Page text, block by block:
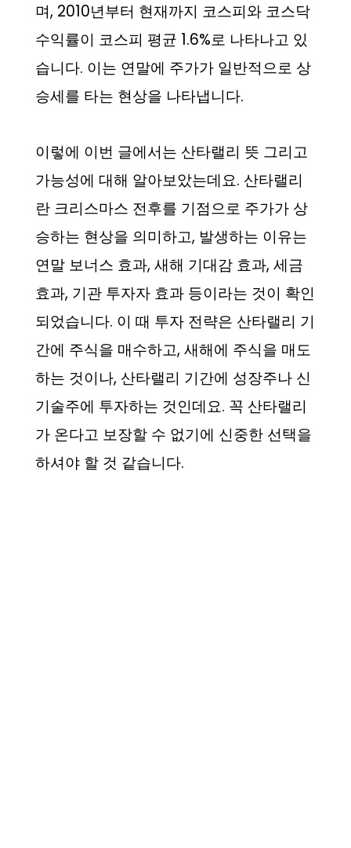
며, 2010년부터 현재까지 코스피와 코스닥
수익률이 코스피 평균 1.6%로 나타나고 있
습니다. 이는 연말에 주가가 일반적으로 상
승세를 타는 현상을 나타냅니다.
이렇에 이번 글에서는 산타랠리 뜻 그리고
가능성에 대해 알아보았는데요. 산타랠리
란 크리스마스 전후를 기점으로 주가가 상
승하는 현상을 의미하고, 발생하는 이유는
연말 보너스 효과, 새해 기대감 효과, 세금
효과, 기관 투자자 효과 등이라는 것이 확인
되었습니다. 이 때 투자 전략은 산타랠리 기
간에 주식을 매수하고, 새해에 주식을 매도
하는 것이나, 산타랠리 기간에 성장주나 신
기술주에 투자하는 것인데요. 꼭 산타랠리
가 온다고 보장할 수 없기에 신중한 선택을
하셔야 할 것 같습니다.